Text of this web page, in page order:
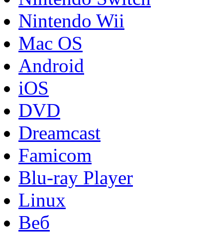
Nintendo Wii
Mac OS
Android
iOS
DVD
Dreamcast
Famicom
Blu-ray Player
Linux
Веб